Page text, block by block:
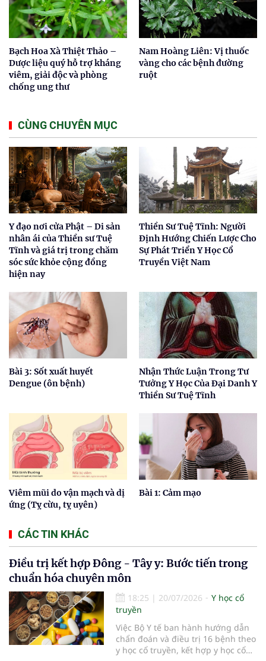
Bạch Hoa Xà Thiệt Thảo –
Dược liệu quý hỗ trợ kháng
viêm, giải độc và phòng
chống ung thư
Nam Hoàng Liên: Vị thuốc
vàng cho các bệnh đường
ruột
CÙNG CHUYÊN MỤC
Y đạo nơi cửa Phật – Di sản
nhân ái của Thiền sư Tuệ
Tĩnh và giá trị trong chăm
sóc sức khỏe cộng đồng
hiện nay
Thiền Sư Tuệ Tĩnh: Người
Định Hướng Chiến Lược Cho
Sự Phát Triển Y Học Cổ
Truyền Việt Nam
Bài 3: Sốt xuất huyết
Dengue (ôn bệnh)
Nhận Thức Luận Trong Tư
Tưởng Y Học Của Đại Danh Y
Thiền Sư Tuệ Tĩnh
Viêm mũi do vận mạch và dị
ứng (Tỵ cừu, tỵ uyên)
Bài 1: Cảm mạo
CÁC TIN KHÁC
Điều trị kết hợp Đông - Tây y: Bước tiến trong
chuẩn hóa chuyên môn
18:25 | 20/07/2026
Y học cổ
truyền
Việc Bộ Y tế ban hành hướng dẫn
chẩn đoán và điều trị 16 bệnh theo
y học cổ truyền, kết hợp y học cổ